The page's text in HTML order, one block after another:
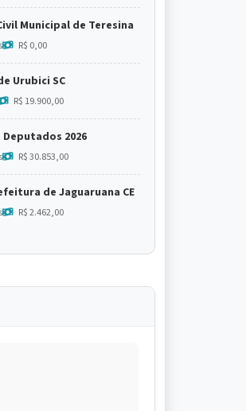
Municipal de Teresina
R$ 0,00
Urubici SC
R$ 19.900,00
2026
R$ 30.853,00
de Jaguaruana CE
R$ 2.462,00